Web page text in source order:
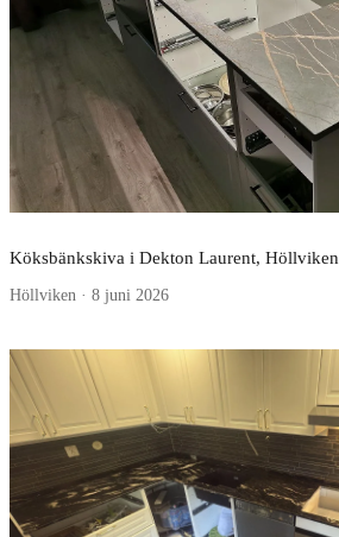
Köksbänkskiva i Dekton Laurent, Höllviken
Höllviken · 8 juni 2026